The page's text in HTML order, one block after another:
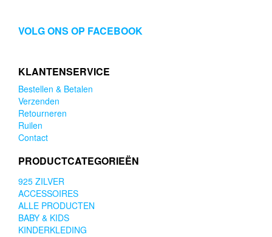
VOLG ONS OP FACEBOOK
KLANTENSERVICE
Bestellen & Betalen
Verzenden
Retourneren
Ruilen
Contact
PRODUCTCATEGORIEËN
925 ZILVER
ACCESSOIRES
ALLE PRODUCTEN
BABY & KIDS
KINDERKLEDING